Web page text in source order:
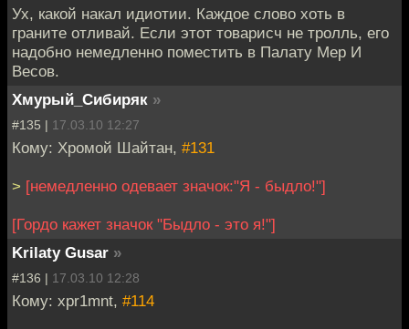
Ух, какой накал идиотии. Каждое слово хоть в
граните отливай. Если этот товарисч не тролль, его
надобно немедленно поместить в Палату Мер И
Весов.
Хмурый_Сибиряк »
#135 | 17.03.10 12:27
Кому: Хромой Шайтан, #131
> [немедленно одевает значок:"Я - быдло!"]
[Гордо кажет значок "Быдло - это я!"]
Krilaty Gusar »
#136 | 17.03.10 12:28
Кому: xpr1mnt, #114